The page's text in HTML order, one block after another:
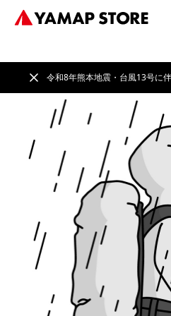
令和8年熊本地震・台風13号に